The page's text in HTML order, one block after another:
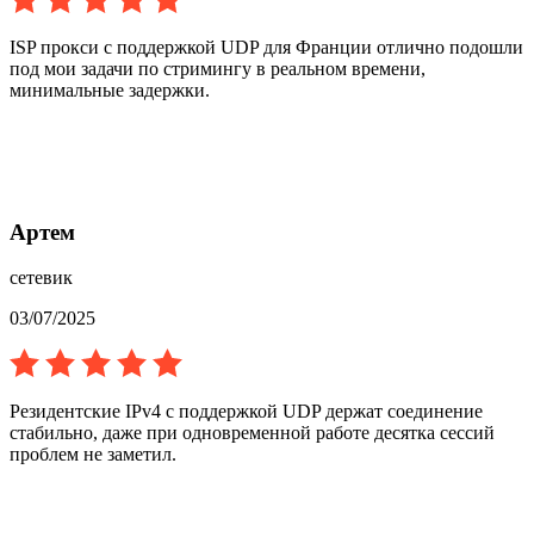
ISP прокси с поддержкой UDP для Франции отлично подошли
под мои задачи по стримингу в реальном времени,
минимальные задержки.
Артем
сетевик
03/07/2025
Резидентские IPv4 с поддержкой UDP держат соединение
стабильно, даже при одновременной работе десятка сессий
проблем не заметил.